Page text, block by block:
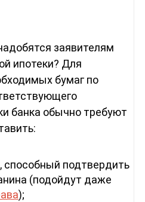
заявителям
ипотеки? Для
бумаг по
банка обычно требуют
способный подтвердить
(подойдут даже
);